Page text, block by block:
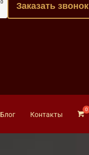
Заказать звонок
Блог Контакты